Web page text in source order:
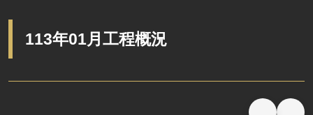
113年01月工程概況